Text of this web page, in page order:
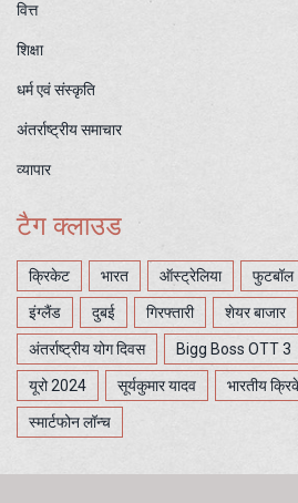
वित्त
शिक्षा
धर्म एवं संस्कृति
अंतर्राष्ट्रीय समाचार
व्यापार
टैग क्लाउड
क्रिकेट भारत ऑस्ट्रेलिया फुटबॉल
इंग्लैंड दुबई गिरफ्तारी शेयर बाजार
अंतर्राष्ट्रीय योग दिवस Bigg Boss OTT 3
यूरो 2024 सूर्यकुमार यादव भारतीय
स्मार्टफोन लॉन्च